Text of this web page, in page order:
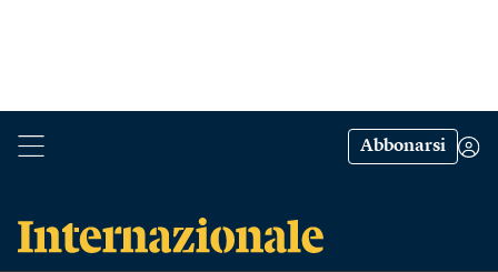
Abbonarsi